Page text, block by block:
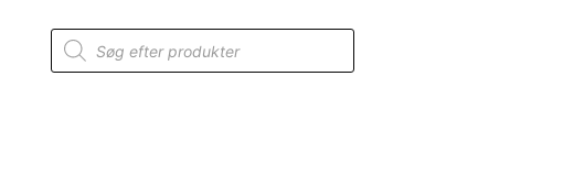
Products
search